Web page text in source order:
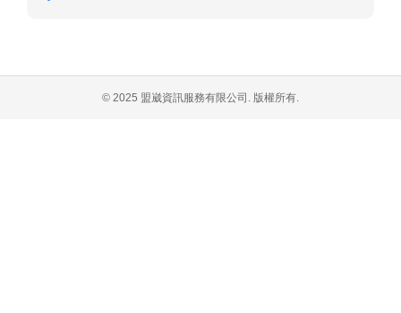
© 2025 盟崴資訊服務有限公司. 版權所有.